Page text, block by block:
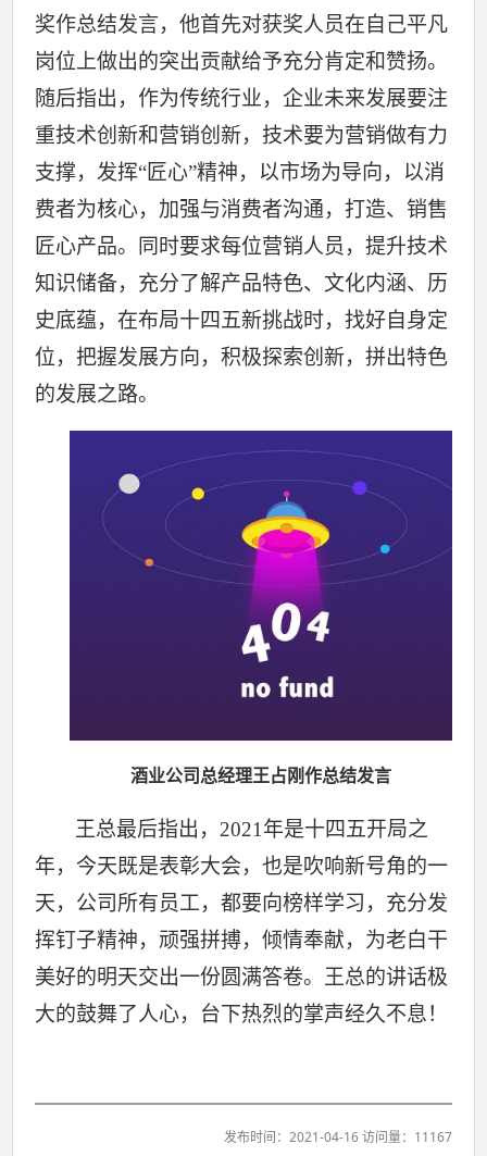
奖作总结发言，他首先对获奖人员在自己平凡
岗位上做出的突出贡献给予充分肯定和赞扬。
随后指出，作为传统行业，企业未来发展要注
重技术创新和营销创新，技术要为营销做有力
支撑，发挥“匠心”精神，以市场为导向，以消
费者为核心，加强与消费者沟通，打造、销售
匠心产品。同时要求每位营销人员，提升技术
知识储备，充分了解产品特色、文化内涵、历
史底蕴，在布局十四五新挑战时，找好自身定
位，把握发展方向，积极探索创新，拼出特色
的发展之路。
酒业公司总经理王占刚作总结发言
王总最后指出，2021年是十四五开局之
年，今天既是表彰大会，也是吹响新号角的一
天，公司所有员工，都要向榜样学习，充分发
挥钉子精神，顽强拼搏，倾情奉献，为老白干
美好的明天交出一份圆满答卷。王总的讲话极
大的鼓舞了人心，台下热烈的掌声经久不息！
发布时间：2021-04-16 访问量：11167